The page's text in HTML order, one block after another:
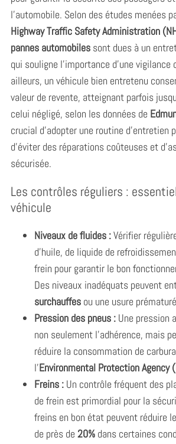
l’automobile. Selon des études menées
Highway Traffic Safety Administration
pannes automobilessont dues à un
qui souligne l’importance d’une
ailleurs, un véhicule bien entretenu
valeur de revente, atteignant parfois
celui négligé, selon les données de
crucial d’adopter une routine d’entretien
d’éviter des réparations coûteuses et
sécurisée.
Les contrôles réguliers :
véhicule
Niveaux de fluides :Vérifier
d’huile, de liquide de
frein pour garantir le bon
Des niveaux inadéquats peuvent
surchauffesou une usure
Pression des pneus :Une pression
non seulement l’adhérence, mais
réduire la consommation de
l’Environmental Protection Agency
Freins :Un contrôle fréquent des
de frein est primordial pour la
freins en bon état peuvent réduire
de près de 20%dans certaines